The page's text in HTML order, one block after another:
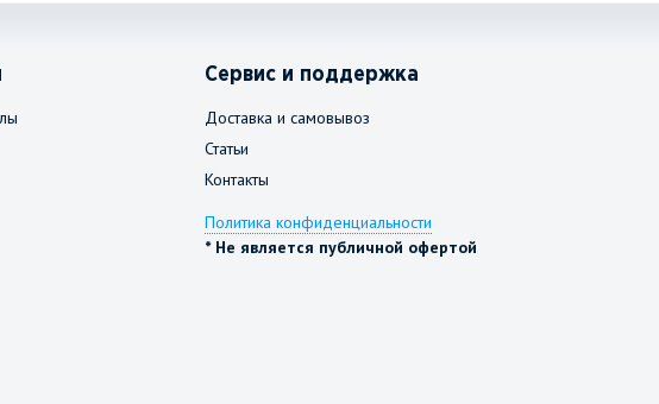
Сервис и поддержка
Доставка и самовывоз
Статьи
Контакты
Политика конфиденциальности
* Не является публичной офертой